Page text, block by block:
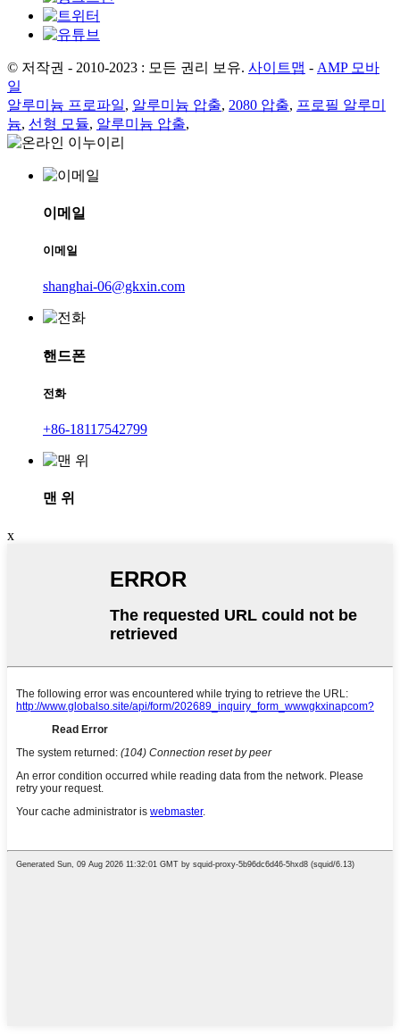
© 저작권 - 2010-2023 : 모든 권리 보유. 사이트맵 - AMP 모바
일
알루미늄 프로파일, 알루미늄 압출, 2080 압출, 프로필 알루미
늄, 선형 모듈, 알루미늄 압출,
이메일
이메일
shanghai-06@gkxin.com
핸드폰
전화
+86-18117542799
맨 위
x